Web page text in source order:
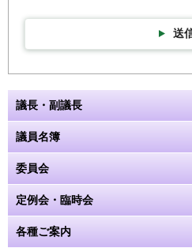
送
議長・副議長
議員名簿
委員会
定例会・臨時会
各種ご案内